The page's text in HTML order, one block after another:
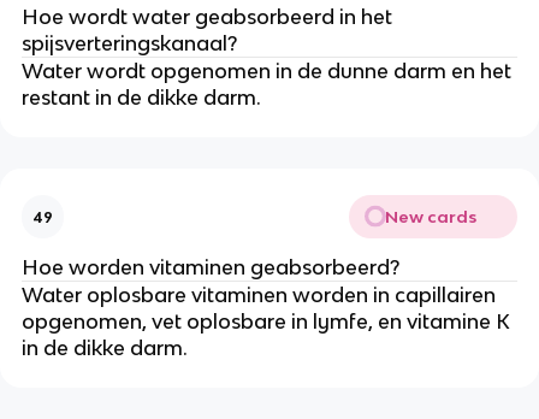
Hoe wordt water geabsorbeerd in het
spijsverteringskanaal?
Water wordt opgenomen in de dunne darm en het
restant in de dikke darm.
49 New cards
Hoe worden vitaminen geabsorbeerd?
Water oplosbare vitaminen worden in capillairen
opgenomen, vet oplosbare in lymfe, en vitamine K
in de dikke darm.